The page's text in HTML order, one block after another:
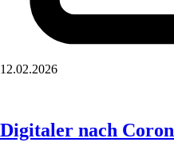
12.02.2026
Digitaler nach